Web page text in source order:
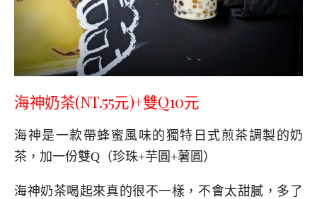
海神奶茶(NT.55元)+雙Q10元
海神是一款帶蜂蜜風味的獨特日式煎茶調製的奶
茶，加一份雙Q（珍珠+芋圓+薯圓）
海神奶茶喝起來真的很不一樣，不會太甜膩，多了